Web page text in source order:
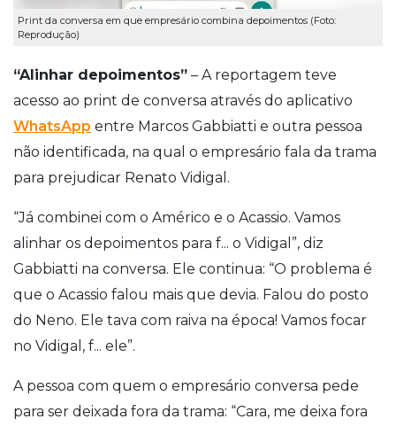
Print da conversa em que empresário combina depoimentos (Foto:
Reprodução)
“Alinhar depoimentos” – A reportagem teve
acesso ao print de conversa através do aplicativo
WhatsApp entre Marcos Gabbiatti e outra pessoa
não identificada, na qual o empresário fala da trama
para prejudicar Renato Vidigal.
“Já combinei com o Américo e o Acassio. Vamos
alinhar os depoimentos para f... o Vidigal”, diz
Gabbiatti na conversa. Ele continua: “O problema é
que o Acassio falou mais que devia. Falou do posto
do Neno. Ele tava com raiva na época! Vamos focar
no Vidigal, f... ele”.
A pessoa com quem o empresário conversa pede
para ser deixada fora da trama: “Cara, me deixa fora